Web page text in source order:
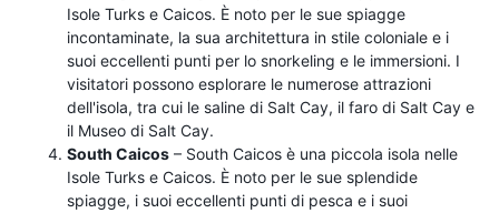
Isole Turks e Caicos. È noto per le sue spiagge
incontaminate, la sua architettura in stile coloniale e i
suoi eccellenti punti per lo snorkeling e le immersioni. I
visitatori possono esplorare le numerose attrazioni
dell'isola, tra cui le saline di Salt Cay, il faro di Salt Cay e
il Museo di Salt Cay.
South Caicos – South Caicos è una piccola isola nelle
Isole Turks e Caicos. È noto per le sue splendide
spiagge, i suoi eccellenti punti di pesca e i suoi